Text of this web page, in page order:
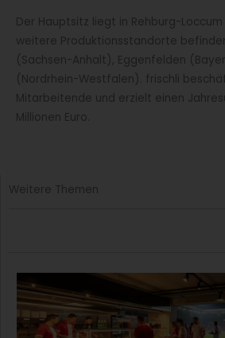
Der Hauptsitz liegt in Rehburg-
weitere Produktionsstandorte
(Sachsen-Anhalt), Eggenfelden
(Nordrhein-Westfalen). frischli
Mitarbeitende und erzielt einen
Millionen Euro.
Weitere Themen